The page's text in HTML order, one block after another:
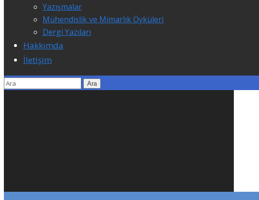
Yazışmalar
Mühendislik ve Mimarlık Öyküleri
Dergi Yazıları
Hakkımda
İletişim